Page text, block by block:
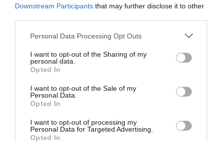
Downstream Participants that may further disclose it to other
Personal Data Processing Opt Outs
I want to opt-out of the Sharing of my
personal data.
Opted In
I want to opt-out of the Sale of my
Personal Data.
Opted In
I want to opt-out of processing my
Personal Data for Targeted Advertising.
Opted In
Redacción 05/08/26 12:03
que los aseos o vestuarios sean utilizados en
Rocío Orizaola 05/08/26 13:32
Marcelo Gullo: “El trabajo de desmitificar la
historia, de poner la verdadera, de
desmontar la falsificación, es un trabajo
cristiano"